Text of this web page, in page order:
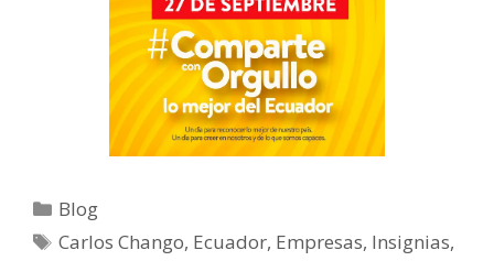
Blog
Carlos Chango, Ecuador, Empresas, Insignias,